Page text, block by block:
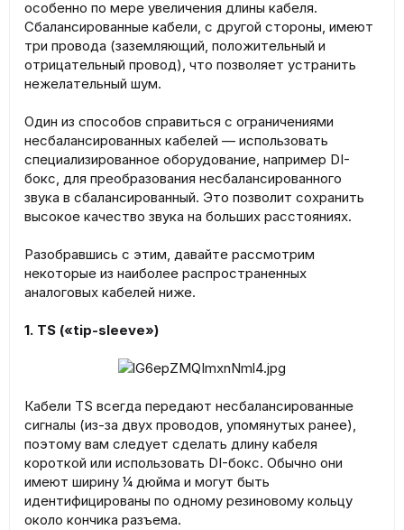
особенно по мере увеличения длины кабеля.
Сбалансированные кабели, с другой стороны, имеют
три провода (заземляющий, положительный и
отрицательный провод), что позволяет устранить
нежелательный шум.
Один из способов справиться с ограничениями
несбалансированных кабелей — использовать
специализированное оборудование, например DI-
бокс, для преобразования несбалансированного
звука в сбалансированный. Это позволит сохранить
высокое качество звука на больших расстояниях.
Разобравшись с этим, давайте рассмотрим
некоторые из наиболее распространенных
аналоговых кабелей ниже.
1. TS («tip-sleeve»)
Кабели TS всегда передают несбалансированные
сигналы (из-за двух проводов, упомянутых ранее),
поэтому вам следует сделать длину кабеля
короткой или использовать DI-бокс. Обычно они
имеют ширину ¼ дюйма и могут быть
идентифицированы по одному резиновому кольцу
около кончика разъема.